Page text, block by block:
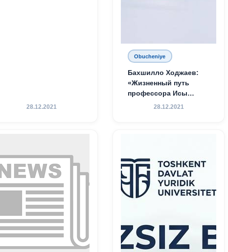
28.12.2021
Obucheniye
Бахшилло Ходжаев:
«Жизненный путь
профессора Исы
Хамедова — яркий
28.12.2021